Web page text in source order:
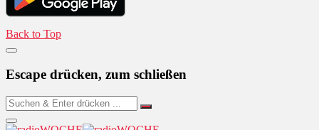
Back to Top
Escape drücken, zum schließen